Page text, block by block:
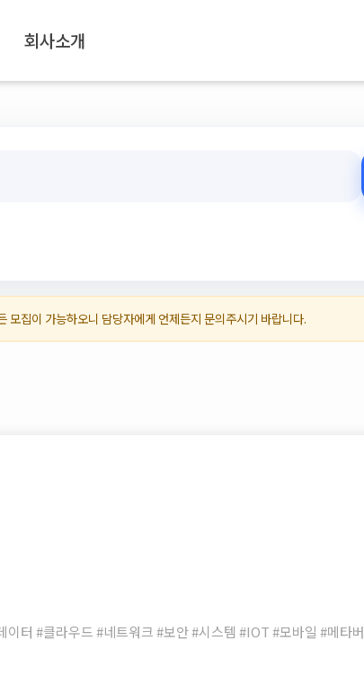
회사소개
집이 가능하오니 담당자에게 언제든지 문의주시기 바랍니다.
터 #클라우드 #네트워크 #보안 #시스템 #IOT #모바일 #메타버